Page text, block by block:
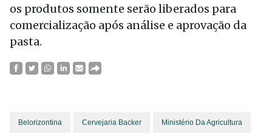
os produtos somente serão liberados para
comercialização após análise e aprovação da
pasta.
Belorizontina Cervejaria Backer Ministério Da Agricultura